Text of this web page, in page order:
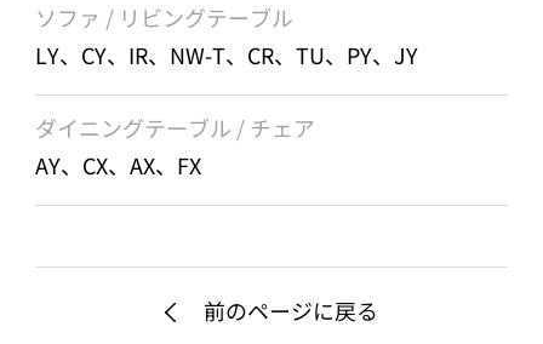
ソファ / リビングテーブル
LY、CY、IR、NW-T、CR、TU、PY、JY
ダイニングテーブル / チェア
AY、CX、AX、FX
前のページに戻る